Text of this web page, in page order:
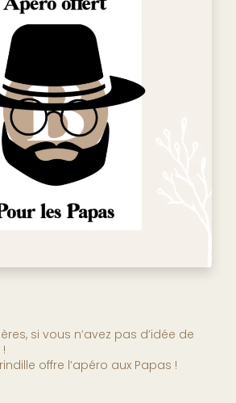
si vous n’avez pas d’idée de
offre l’apéro aux Papas !